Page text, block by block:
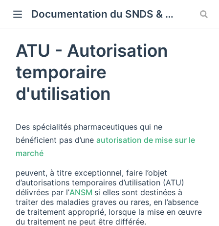
Documentation du SNDS & SNDS OMOP
ATU - Autorisation
temporaire
d'utilisation
Des spécialités pharmaceutiques qui ne
bénéficient pas d’une autorisation de mise sur le
marché
peuvent, à titre exceptionnel, faire l’objet
d’autorisations temporaires d’utilisation (ATU)
délivrées par l’ANSM si elles sont destinées à
traiter des maladies graves ou rares, en l’absence
de traitement approprié, lorsque la mise en œuvre
du traitement ne peut être différée.